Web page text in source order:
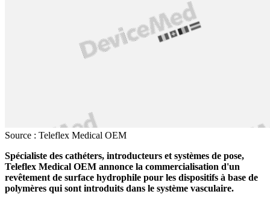
Source : Teleflex Medical OEM
Spécialiste des cathéters, introducteurs et systèmes de pose,
Teleflex Medical OEM annonce la commercialisation d'un
revêtement de surface hydrophile pour les dispositifs à base de
polymères qui sont introduits dans le système vasculaire.